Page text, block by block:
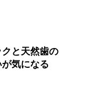
と天然歯の
気になる